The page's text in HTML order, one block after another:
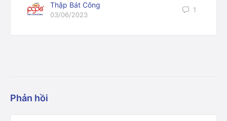
Thập Bát Công
03/06/2023
1
Phản hồi